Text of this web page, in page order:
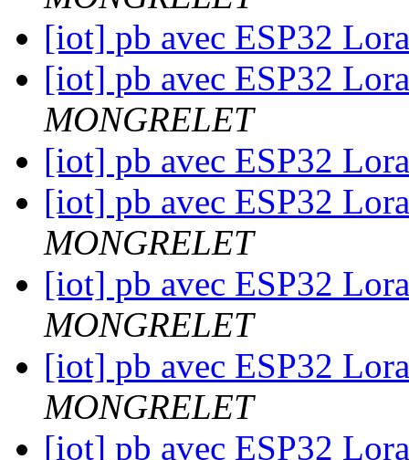
[iot] pb avec ESP32
[iot] pb avec ESP32
MONGRELET
[iot] pb avec ESP32
[iot] pb avec ESP32
MONGRELET
[iot] pb avec ESP32
MONGRELET
[iot] pb avec ESP32
MONGRELET
[iot] pb avec ESP32